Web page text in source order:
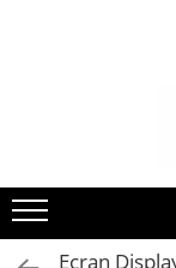
SAMSUNG
SAMSUNG SERVICE
Galaxy JEcran